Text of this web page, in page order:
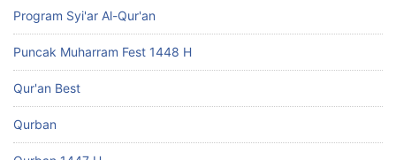
Program Syi'ar Al-Qur'an
Puncak Muharram Fest 1448 H
Qur'an Best
Qurban